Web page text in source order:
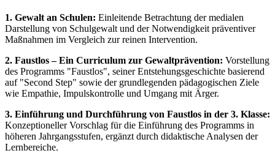
1. Gewalt an Schulen: Einleitende Betrachtung der medialen
Darstellung von Schulgewalt und der Notwendigkeit präventiver
Maßnahmen im Vergleich zur reinen Intervention.
2. Faustlos – Ein Curriculum zur Gewaltprävention: Vorstellung
des Programms "Faustlos", seiner Entstehungsgeschichte basierend
auf "Second Step" sowie der grundlegenden pädagogischen Ziele
wie Empathie, Impulskontrolle und Umgang mit Ärger.
3. Einführung und Durchführung von Faustlos in der 3. Klasse:
Konzeptioneller Vorschlag für die Einführung des Programms in
höheren Jahrgangsstufen, ergänzt durch didaktische Analysen der
Lernbereiche.